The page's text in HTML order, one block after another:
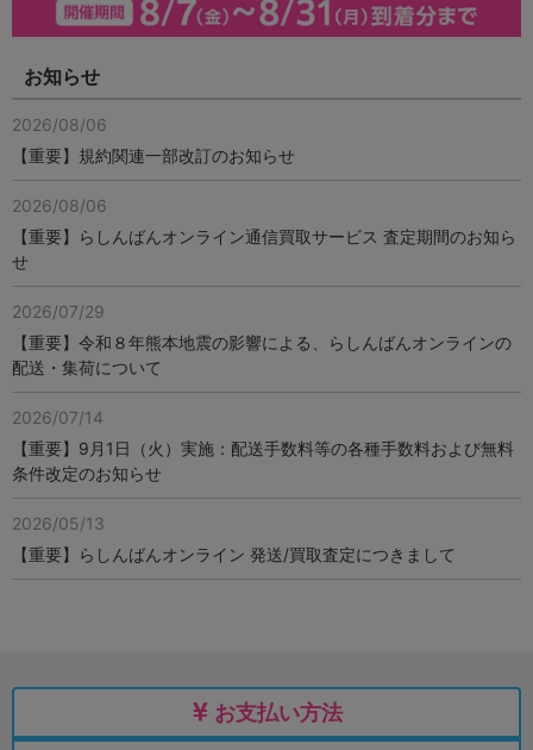
お知らせ
2026/08/06
【重要】規約関連一部改訂のお知らせ
2026/08/06
【重要】らしんばんオンライン通信買取サービス 査定期間のお知ら
せ
2026/07/29
【重要】令和８年熊本地震の影響による、らしんばんオンラインの
配送・集荷について
2026/07/14
【重要】9月1日（火）実施：配送手数料等の各種手数料および無料
条件改定のお知らせ
2026/05/13
【重要】らしんばんオンライン 発送/買取査定につきまして
お支払い方法